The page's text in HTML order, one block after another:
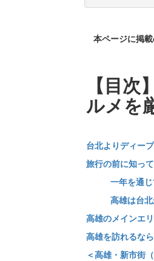
本ページに掲
【目
ルメを
台北よりディー
旅行の前に知っ
一年を通
高雄は台
高雄のメインエ
高雄を訪れるな
＜高雄・新市街